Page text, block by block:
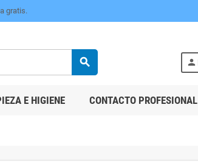
gratis.
search person
E HIGIENE CONTACTO PROFESIONAL